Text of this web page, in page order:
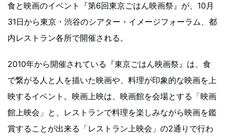
食と映画のイベント『第6回東京ごはん映画祭』が、10月
31日から東京・渋谷のシアター・イメージフォーラム、都
内レストラン各所で開催される。
2010年から開催されている『東京ごはん映画祭』は、食
で繋がる人と人を描いた映画や、料理が印象的な映画を上
映するイベント。映画上映は、映画館を会場とする「映画
館上映会」と、レストランで料理を楽しみながら映画を鑑
賞することが出来る「レストラン上映会」の2通りで行わ